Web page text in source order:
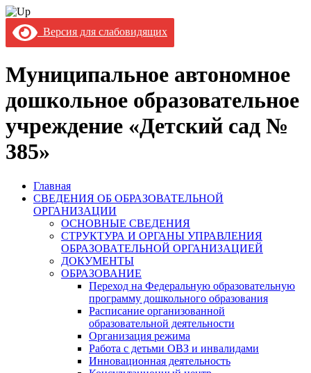
Версия для слабовидящих
Муниципальное автономное
дошкольное образовательное
учреждение «Детский сад №
385»
Главная
СВЕДЕНИЯ ОБ ОБРАЗОВАТЕЛЬНОЙ
ОРГАНИЗАЦИИ
ОСНОВНЫЕ СВЕДЕНИЯ
СТРУКТУРА И ОРГАНЫ УПРАВЛЕНИЯ
ОБРАЗОВАТЕЛЬНОЙ ОРГАНИЗАЦИЕЙ
ДОКУМЕНТЫ
ОБРАЗОВАНИЕ
Переход на Федеральную образовательную
программу дошкольного образования
Расписание организованной
образовательной деятельности
Организация режима
Работа с детьми ОВЗ и инвалидами
Инновационная деятельность